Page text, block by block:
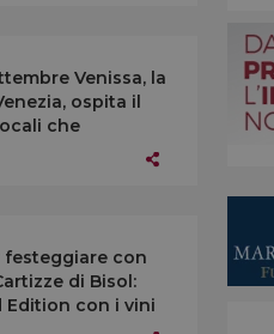
Venissa, la
ospita il
che
festeggiare con
di Bisol:
Edition con i vini